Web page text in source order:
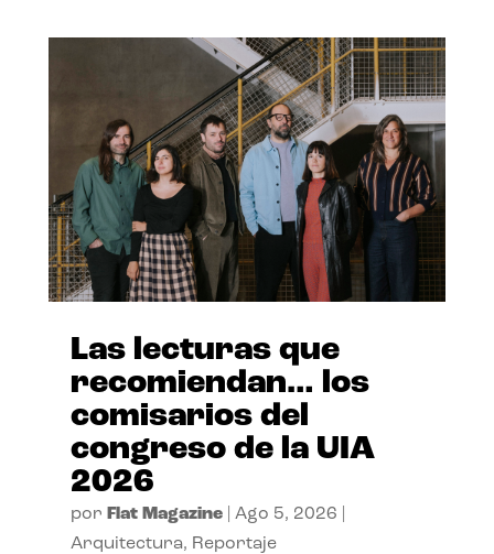
Las lecturas que
recomiendan… los
comisarios del
congreso de la UIA
2026
por Flat Magazine| Ago 5, 2026
Arquitectura, Reportaje